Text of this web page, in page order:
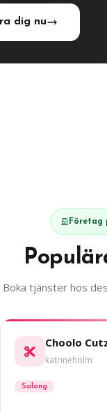
dig nu
Företag
Boka tjänster hos
Choolo
katrineholm
Salong